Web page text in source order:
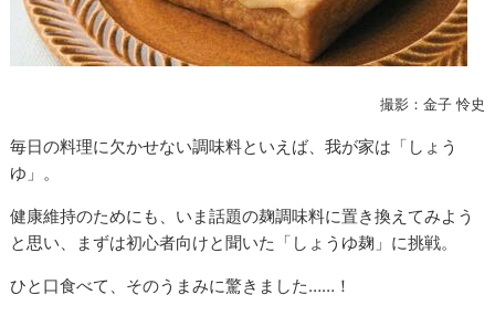
撮影：金子 怜史
毎日の料理に欠かせない調味料といえば、我が家は「しょう
ゆ」。
健康維持のためにも、いま話題の麹調味料に置き換えてみよう
と思い、まずは初心者向けと聞いた「しょうゆ麹」に挑戦。
ひと口食べて、そのうまみに驚きました……！